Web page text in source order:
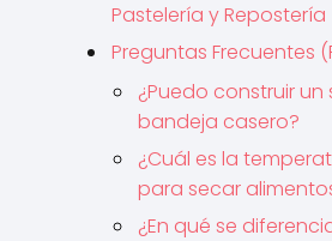
Pastelería y Repostería
Preguntas Frecuentes
¿Puedo construir
bandeja casero?
¿Cuál es la
para secar
¿En qué se